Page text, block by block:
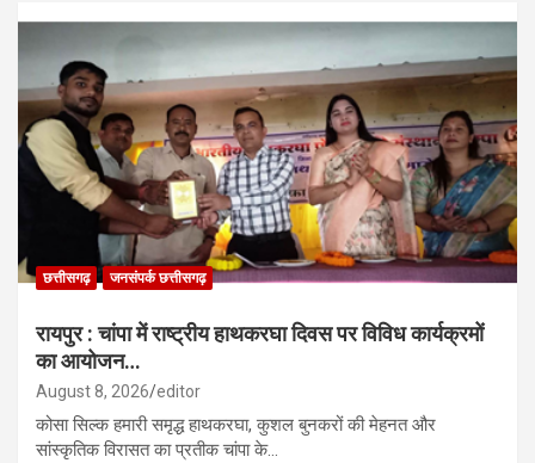
छत्तीसगढ़ जनसंपर्क छत्तीसगढ़
रायपुर : चांपा में राष्ट्रीय हाथकरघा दिवस पर विविध कार्यक्रमों
का आयोजन…
August 8, 2026 editor
कोसा सिल्क हमारी समृद्ध हाथकरघा, कुशल बुनकरों की मेहनत और
सांस्कृतिक विरासत का प्रतीक चांपा के…